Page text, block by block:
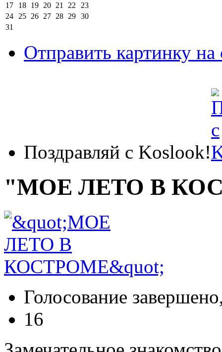
17
18 19 20 21 22
23
24
25 26 27 28 29 30
31
Отправить картинку на
Поздравляй с Koslook!
"МОЕ ЛЕТО В
Голосование
16